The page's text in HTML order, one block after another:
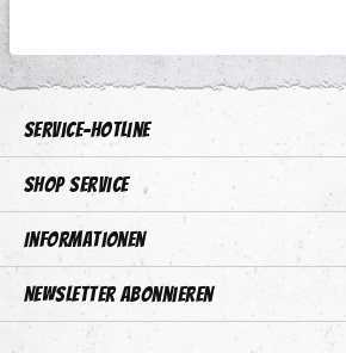
Service-Hotline
Shop Service
Informationen
Newsletter abonnieren